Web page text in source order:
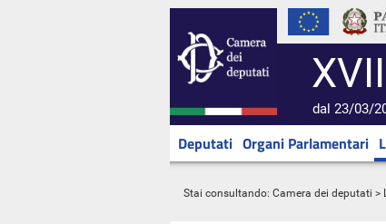
dal 23/03/
Deputati Organi Parlamentari
Stai consultando: Camera dei deputati >